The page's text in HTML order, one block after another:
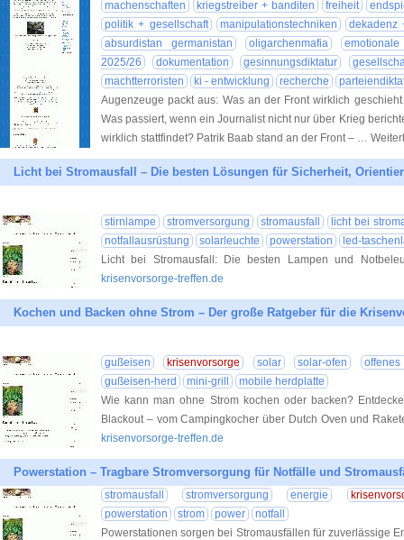
machenschaften kriegstreiber + banditen freiheit
politik + gesellschaft
manipulationstechniken
dekadenz
absurdistan germanistan
oligarchenmafia
2025/26
dokumentation gesinnungsdiktatur
machtterroristen
ki - entwicklung recherche
Augenzeuge packt aus: Was an der Front wirklich
Was passiert, wenn ein Journalist nicht nur über Krieg
wirklich stattfindet? Patrik Baab stand an der Front – …
Licht bei Stromausfall – Die besten Lösungen für Sicherheit,
stirnlampe stromversorgung stromausfall
licht bei
notfallausrüstung
solarleuchte powerstation
led-
Licht bei Stromausfall: Die besten Lampen und
krisenvorsorge-treffen.de
Kochen und Backen ohne Strom – Der große Ratgeber für die
gußeisen krisenvorsorge solar solar-ofen
gußeisen-herd
mini-grill
mobile herdplatte
Wie kann man ohne Strom kochen oder backen?
Blackout – vom Campingkocher über Dutch Oven und
krisenvorsorge-treffen.de
Powerstation – Tragbare Stromversorgung für Notfälle und
stromausfall stromversorgung energie
powerstation
strom power
notfall
Powerstationen sorgen bei Stromausfällen für zuverlässige